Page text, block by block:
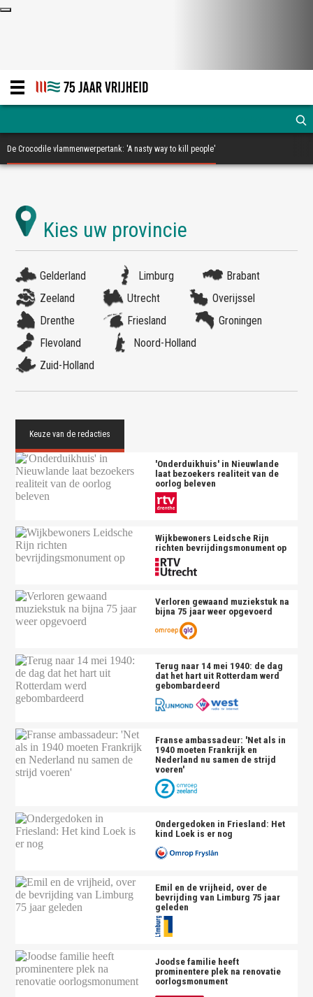
De Crocodile vlammenwerpertank: 'A nasty way to kill people'
Gelderland Limburg
Brabant
Zeeland
Utrecht
Overijssel
Drenthe
Friesland
Groningen
Flevoland
Noord-Holland
Zuid-Holland
'Onderduikhuis' in Nieuwlande
laat bezoekers realiteit van de
oorlog beleven
Wijkbewoners Leidsche Rijn
richten bevrijdingsmonument op
Verloren gewaand muziekstuk na
bijna 75 jaar weer opgevoerd
Terug naar 14 mei 1940: de dag
dat het hart uit Rotterdam werd
gebombardeerd
Franse ambassadeur: 'Net als in
1940 moeten Frankrijk en
Nederland nu samen de strijd
voeren'
Ondergedoken in Friesland: Het
kind Loek is er nog
Emil en de vrijheid, over de
bevrijding van Limburg 75 jaar
geleden
Joodse familie heeft
prominentere plek na renovatie
oorlogsmonument